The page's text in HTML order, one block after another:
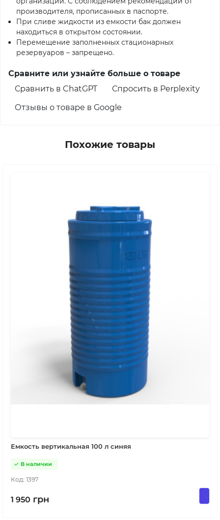
производителя, прописанных в паспорте.
При сливе жидкости из емкости бак должен
находиться в открытом состоянии.
Перемещение заполненных стационарных
резервуаров – запрещено.
Сравните или узнайте больше о товаре
Сравнить в ChatGPT
Спросить в Perplexity
Отзывы о товаре в Google
Похожие товары
Емкость вертикальная 100 л синяя
Код: 1397
В наличии
1 950 грн